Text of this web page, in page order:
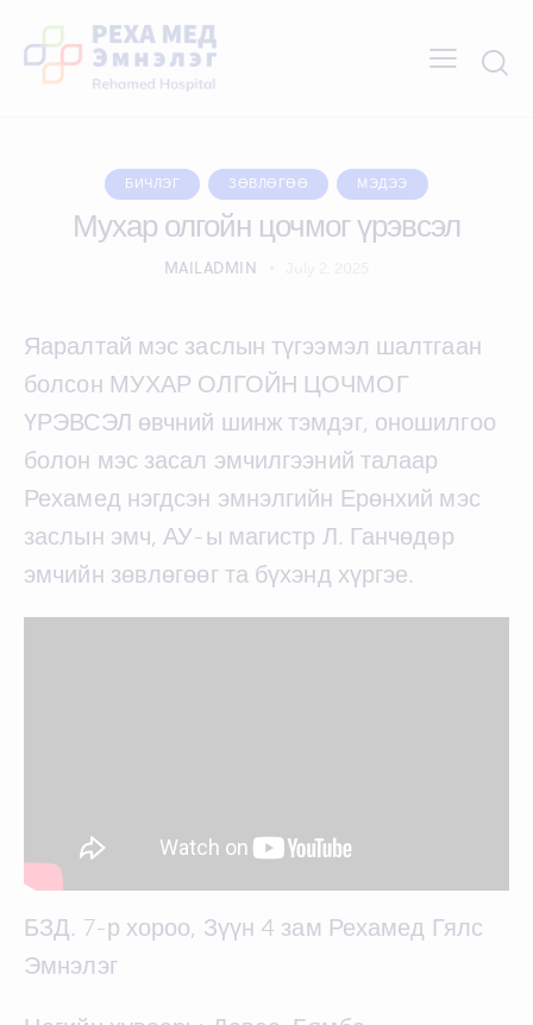
БИЧЛЭГ ЗӨВЛӨГӨӨ МЭДЭЭ
Мухар олгойн цочмог үрэвсэл
MAILADMIN
Яаралтай мэс заслын түгээмэл шалтгаан
болсон МУХАР ОЛГОЙН ЦОЧМОГ
ҮРЭВСЭЛ өвчний шинж тэмдэг, оношилгоо
болон мэс засал эмчилгээний талаар
Рехамед нэгдсэн эмнэлгийн Ерөнхий мэс
заслын эмч, АУ-ы магистр Л. Ганчөдөр
эмчийн зөвлөгөөг та бүхэнд хүргэе.
БЗД. 7-р хороо, Зүүн 4 зам Рехамед Гялс
Эмнэлэг